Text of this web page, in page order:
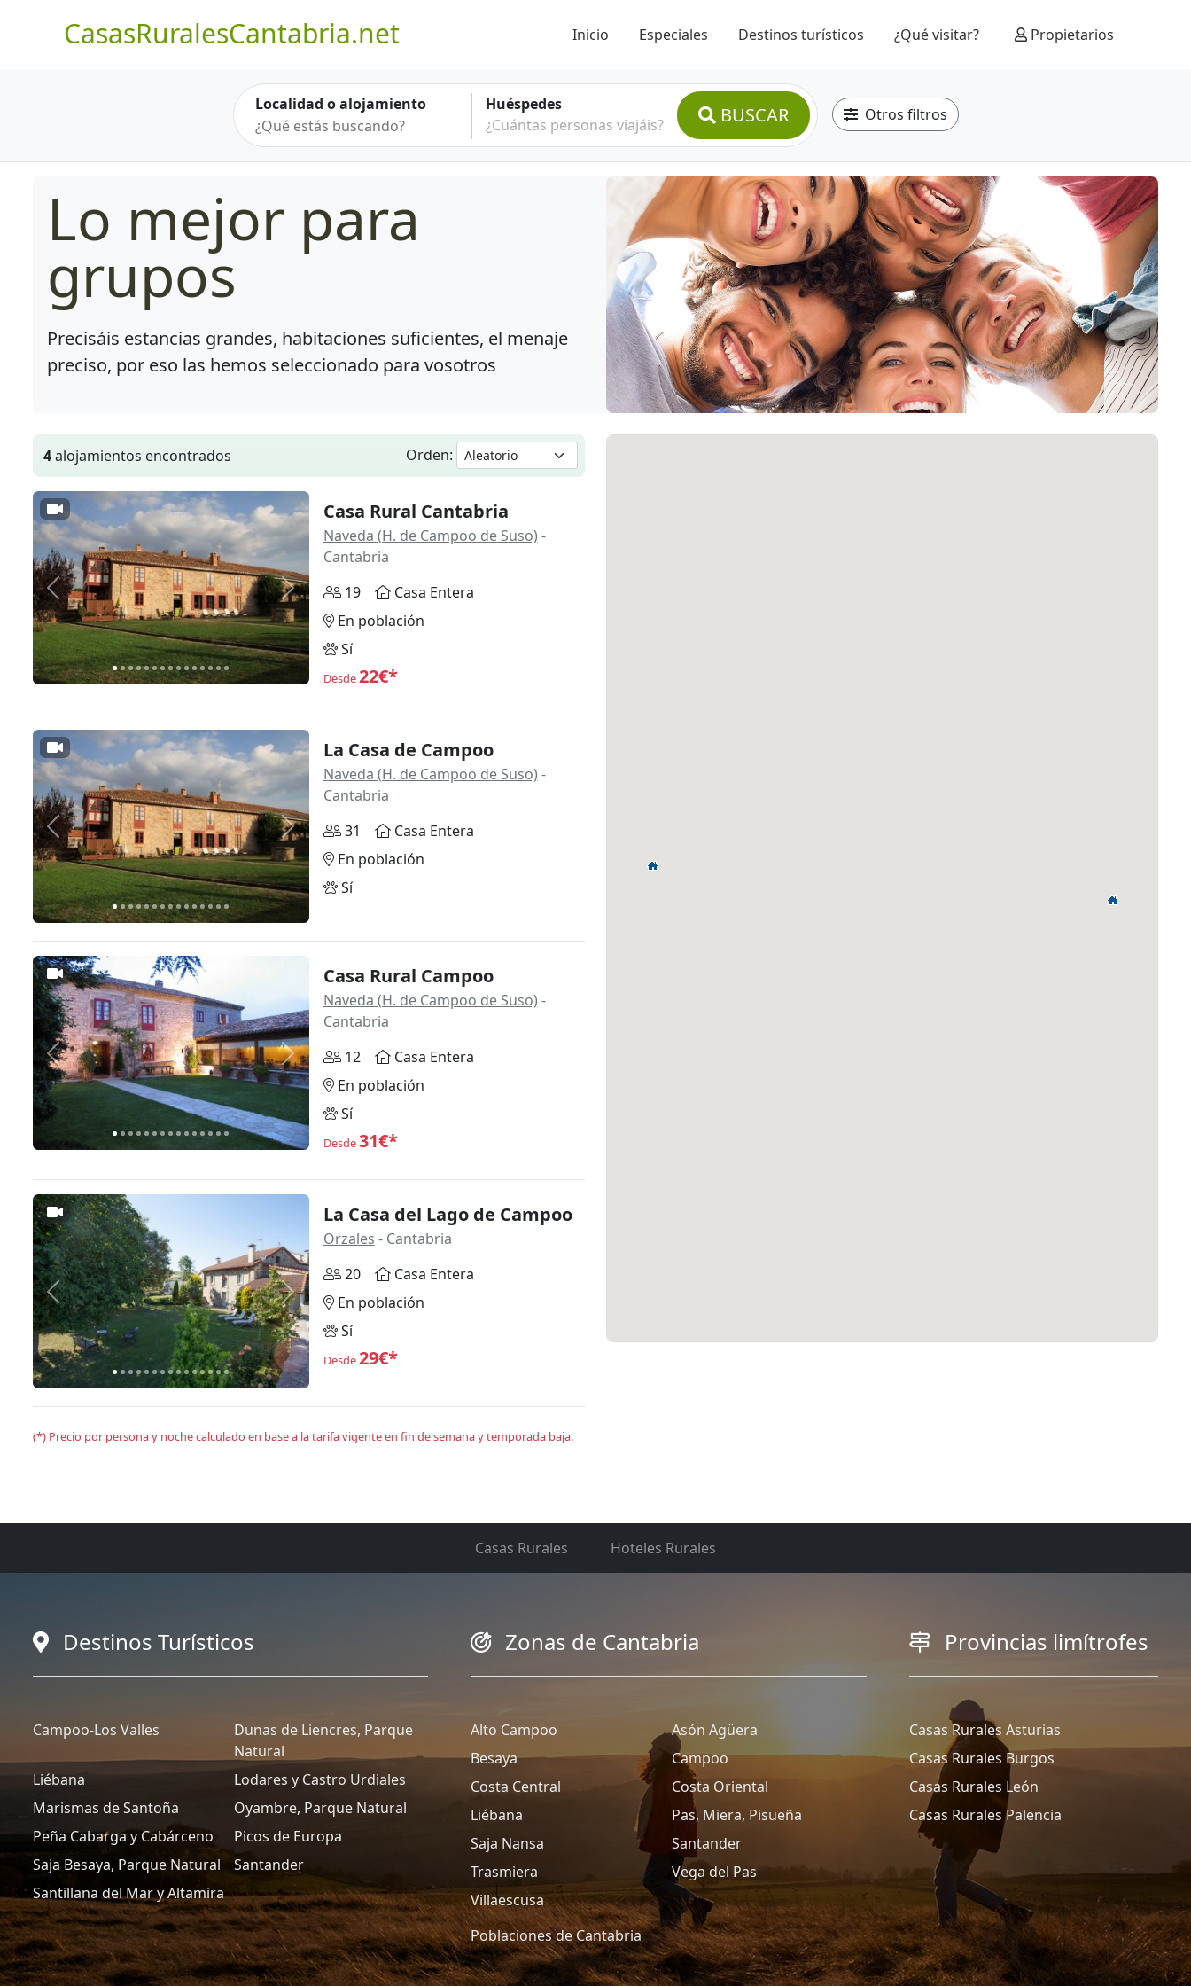
CasasRuralesCantabria.net Inicio Especiales Destinos turísticos ¿Qué visitar? Propietarios
Localidad o alojamiento
Huéspedes
¿Cuántas personas viajáis?
BUSCAR Otros filtros
Lo mejor para
grupos
Precisáis estancias grandes, habitaciones suficientes, el menaje
preciso, por eso las hemos seleccionado para vosotros
4alojamientos encontrados Orden:
Anterior Siguiente
Casa Rural Cantabria
Naveda (H. de Campoo de Suso) -
Cantabria
19
Casa Entera
En población
Sí
Desde22€*
Anterior Siguiente
La Casa de Campoo
Naveda (H. de Campoo de Suso) -
Cantabria
31
Casa Entera
En población
Sí
Anterior Siguiente
Casa Rural Campoo
Naveda (H. de Campoo de Suso) -
Cantabria
12
Casa Entera
En población
Sí
Desde31€*
Anterior Siguiente
La Casa del Lago de Campoo
Orzales - Cantabria
20
Casa Entera
En población
Sí
Desde29€*
(*) Precio por persona y noche calculado en base a la tarifa vigente en fin de semana y temporada baja.
Casas Rurales Hoteles Rurales
Destinos Turísticos
Campoo-Los Valles
Dunas de Liencres, Parque
Natural
Liébana
Lodares y Castro Urdiales
Marismas de Santoña
Oyambre, Parque Natural
Peña Cabarga y Cabárceno
Picos de Europa
Saja Besaya, Parque Natural
Santander
Santillana del Mar y Altamira
Zonas de Cantabria
Alto Campoo
Asón Agüera
Besaya
Campoo
Costa Central
Costa Oriental
Liébana
Pas, Miera, Pisueña
Saja Nansa
Santander
Trasmiera
Vega del Pas
Villaescusa
Poblaciones de Cantabria
Provincias limítrofes
Casas Rurales Asturias
Casas Rurales Burgos
Casas Rurales León
Casas Rurales Palencia